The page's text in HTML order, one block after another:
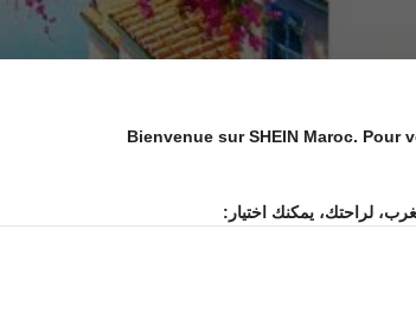
Bienvenue sur SHEIN Maroc.
لراحتك، يمكنك اختيار: